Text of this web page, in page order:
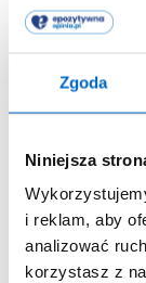
Zgoda
Niniejsza
i reklam, aby
analizować
korzystasz z
n-6.
kwasów z